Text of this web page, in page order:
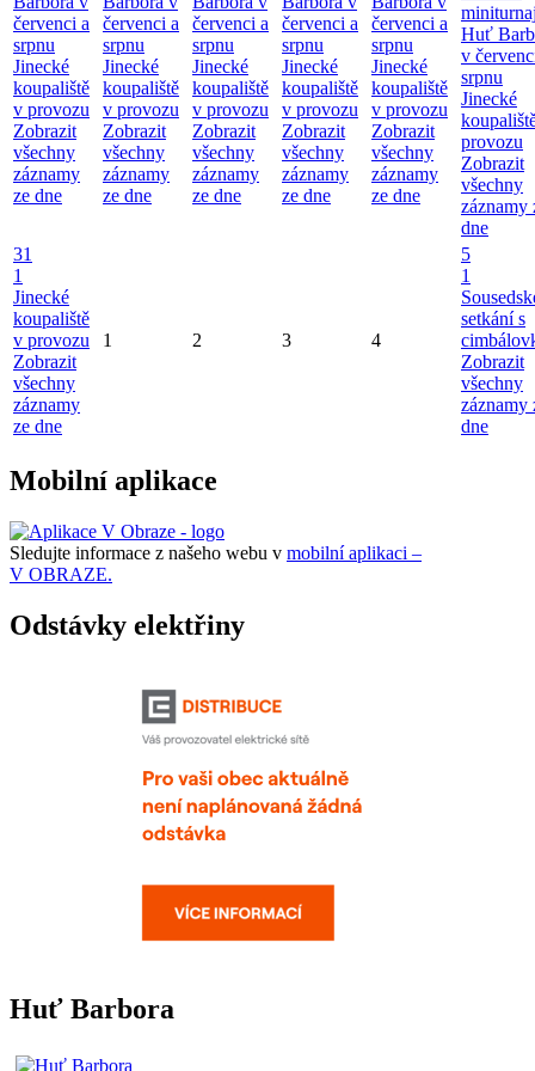
červenci a
srpnu
Jinecké
koupaliště
v provozu
Zobrazit
všechny
záznamy
ze dne
červenci a
srpnu
Jinecké
koupaliště
v provozu
Zobrazit
všechny
záznamy
ze dne
červenci a
srpnu
Jinecké
koupaliště
v provozu
Zobrazit
všechny
záznamy
ze dne
červenci a
srpnu
Jinecké
koupaliště
v provozu
Zobrazit
všechny
záznamy
ze dne
červenci a
srpnu
Jinecké
koupaliště
v provozu
Zobrazit
všechny
záznamy
ze dne
Huť
v
srpnu
Jinecké
provozu
Zobrazit
všechny
záznamy
dne
31
1
Jinecké
koupaliště
v provozu
Zobrazit
všechny
záznamy
ze dne
1 2 3 4
5
1
setkání s
Zobrazit
všechny
záznamy
dne
Mobilní aplikace
Sledujte informace z našeho webu v mobilní aplikaci –
V OBRAZE.
Odstávky elektřiny
Huť Barbora